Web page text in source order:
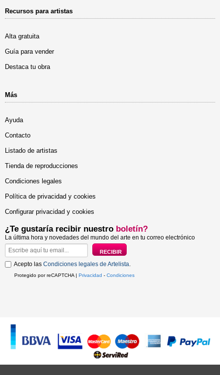
Recursos para artistas
Alta gratuita
Guía para vender
Destaca tu obra
Más
Ayuda
Contacto
Listado de artistas
Tienda de reproducciones
Condiciones legales
Política de privacidad y cookies
Configurar privacidad y cookies
¿Te gustaría recibir nuestro boletín?
La última hora y novedades del mundo del arte en tu correo electrónico
Acepto las Condiciones legales de Artelista
Protegido por reCAPTCHA | Privacidad - Condiciones